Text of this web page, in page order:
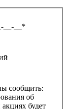
) ___-__-__ *
сообщить:
об
будет